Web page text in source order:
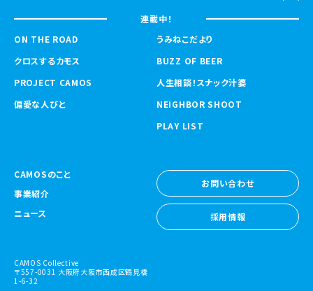
連載中！
ON THE ROAD
クロスするカモス
PROJECT CAMOS
偏愛な人びと
うみねこだより
BUZZ OF BEER
人生相談！スナック汁婆
NEIGHBOR SHOOT
PLAY LIST
CAMOSのこと
事業紹介
ニュース
お問い合わせ
お問い合わせ
採用情報
CAMOS Collective
〒557-0031 大阪府大阪市西成区鶴見橋
1-6-32